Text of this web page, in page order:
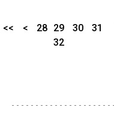
<< < 28 29 30
31
32